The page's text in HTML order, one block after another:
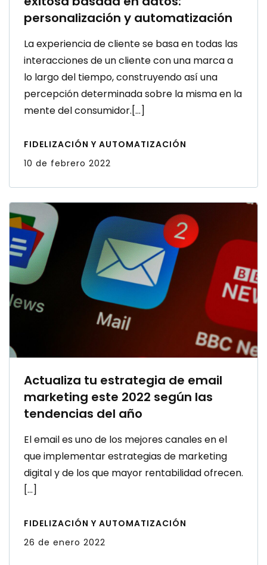
Actualiza tu estrategia de email
marketing este 2022 según las
tendencias del año
El email es uno de los mejores canales en el
que implementar estrategias de marketing
digital y de los que mayor rentabilidad ofrecen.
FIDELIZACIÓN Y AUTOMATIZACIÓN
Empezar nunca ha sido
tan fácil